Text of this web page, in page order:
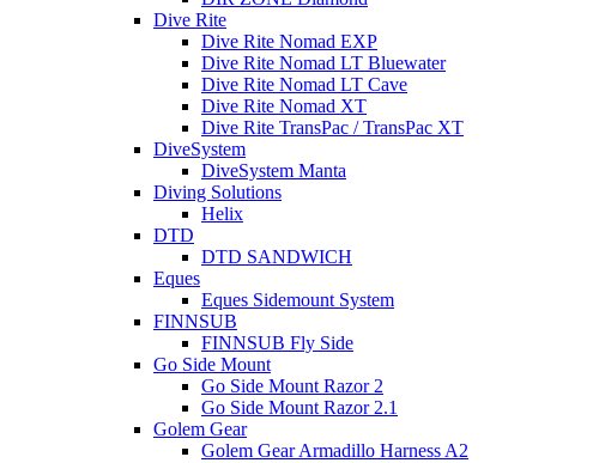
Dive Rite
Dive Rite Nomad EXP
Dive Rite Nomad LT Bluewater
Dive Rite Nomad LT Cave
Dive Rite Nomad XT
Dive Rite TransPac / TransPac XT
DiveSystem
DiveSystem Manta
Diving Solutions
Helix
DTD
DTD SANDWICH
Eques
Eques Sidemount System
FINNSUB
FINNSUB Fly Side
Go Side Mount
Go Side Mount Razor 2
Go Side Mount Razor 2.1
Golem Gear
Golem Gear Armadillo Harness A2